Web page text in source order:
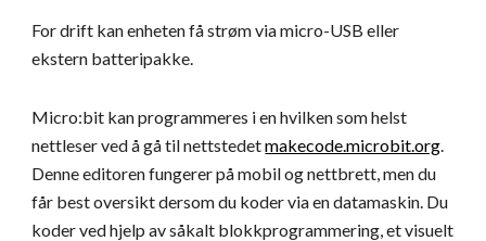
For drift kan enheten få strøm via micro-USB eller
ekstern batteripakke.
Micro:bit kan programmeres i en hvilken som helst
nettleser ved å gå til nettstedetmakecode.microbit.org.
Denne editoren fungerer på mobil og nettbrett, men du
får best oversikt dersom du koder via en datamaskin. Du
koder ved hjelp av såkalt blokkprogrammering, et visuelt